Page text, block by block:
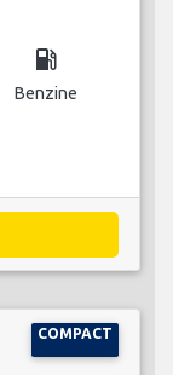
local_gas_station
Benzine
COMPACT